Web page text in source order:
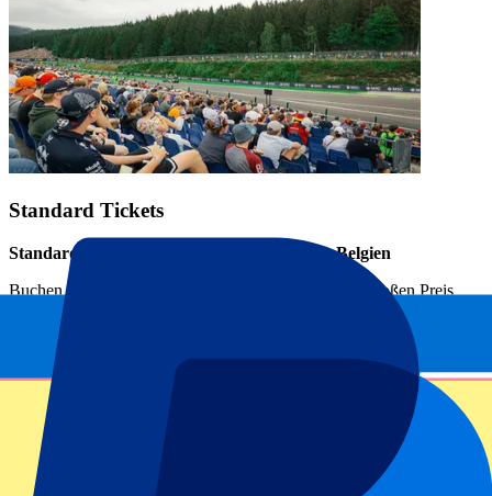
Standard Tickets
Standard Tickets für den Großen Preis von Belgien
Buchen Sie Ihre Steh- oder Tribünenplätze für den Großen Preis
von Belgien bei P1 Travel! Bei uns erhalten Sie Spa Grand Prix
Tickets nur für den Sonntag oder ein ganzes Wochenende. Prüfen
Sie die Ticketoptionen und sichern Sie sich Ihre Spa F1 Tickets!
Einfach und zuverlässig!
Infos Rennstrecke
Spa-Francorchamps Info